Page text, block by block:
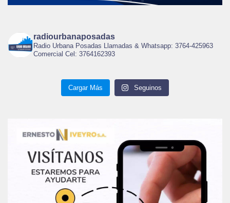
radiourbanaposadas
Radio Urbana Posadas Llamadas & Whatsapp: 3764-425963
Comercial Cel: 3764162393
Cargar Más Seguinos